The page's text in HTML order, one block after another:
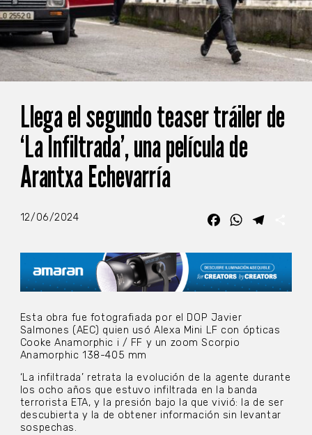
Llega el segundo teaser tráiler de
‘La Infiltrada’, una película de
Arantxa Echevarría
12/06/2024 FacebookWhatsApp
Esta obra fue fotografiada por el DOP Javier
Salmones (AEC) quien usó Alexa Mini LF con ópticas
Cooke Anamorphic i / FF y un zoom Scorpio
Anamorphic 138-405 mm
‘La infiltrada’ retrata la evolución de la agente durante
los ocho años que estuvo infiltrada en la banda
terrorista ETA, y la presión bajo la que vivió: la de ser
descubierta y la de obtener información sin levantar
sospechas.